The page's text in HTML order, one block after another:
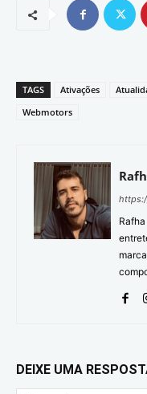
TAGS Ativações
Webmotors
DEIXE UMA